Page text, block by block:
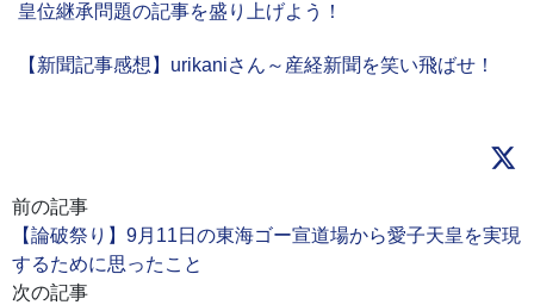
皇位継承問題の記事を盛り上げよう！
【新聞記事感想】urikaniさん～産経新聞を笑い飛ばせ！
前の記事
【論破祭り】9月11日の東海ゴー宣道場から愛子天皇を実現
するために思ったこと
次の記事